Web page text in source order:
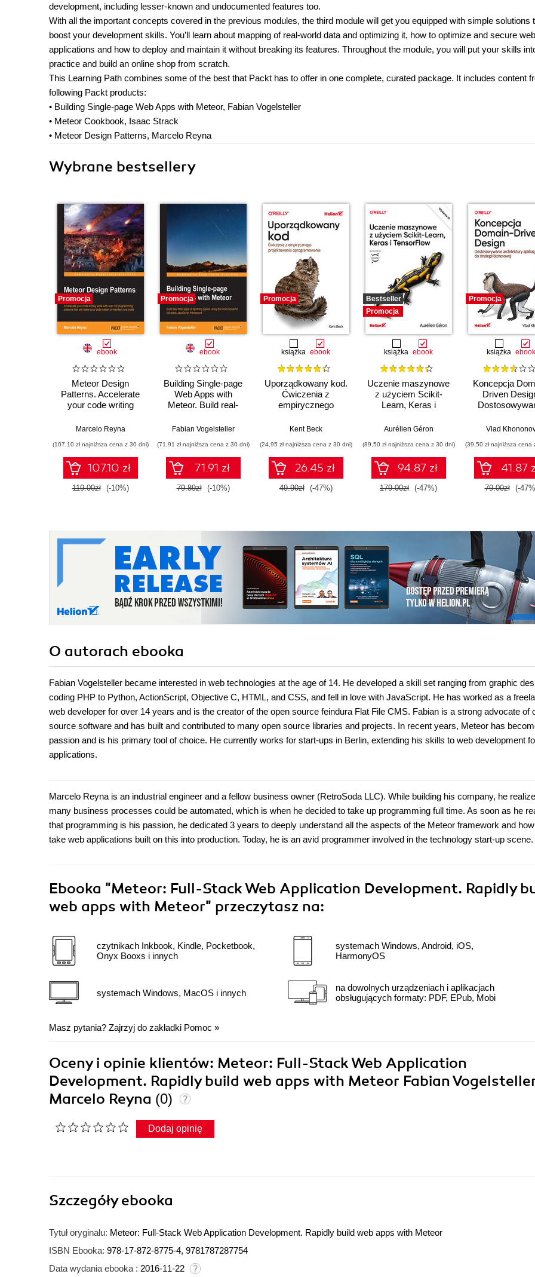
development, including lesser-known and undocumented features too.
With all the important concepts covered in the previous modules, the third module will get you equipped with simple solutions
boost your development skills. You’ll learn about mapping of real-world data and optimizing it, how to optimize and secure web
applications and how to deploy and maintain it without breaking its features. Throughout the module, you will put your skills
practice and build an online shop from scratch.
This Learning Path combines some of the best that Packt has to offer in one complete, curated package. It includes content
following Packt products:
• Building Single-page Web Apps with Meteor, Fabian Vogelsteller
• Meteor Cookbook, Isaac Strack
• Meteor Design Patterns, Marcelo Reyna
Wybrane bestsellery
Promocja
ebook
Meteor Design
Patterns. Accelerate
your code writing
twenty programming
make your code
easier to maintain
and scale
Marcelo Reyna
(107,10 zł najniższa cena z 30 dni)
107.10 zł
119.00zł (-10%)
Promocja
ebook
Building Single-page
Web Apps with
Meteor. Build real-
at lightning speed
powerful full-stack
JavaScript
framework around
Fabian Vogelsteller
(71,91 zł najniższa cena z 30 dni)
71.91 zł
79.89zł (-10%)
Promocja
książka ebook
Uporządkowany kod.
Ćwiczenia z
empirycznego
oprogramowania
Kent Beck
(24,95 zł najniższa cena z 30 dni)
26.45 zł
49.90zł (-47%)
Bestseller
Promocja
książka ebook
Uczenie maszynowe
z użyciem Scikit-
Learn, Keras i
III
Aurélien Géron
(89,50 zł najniższa cena z 30 dni)
94.87 zł
179.00zł (-47%)
Promocja
książka ebook
Koncepcja
Driven
do strategii
Vlad
(39,50 zł najniższa cena
41.87
79.00zł (-
O autorach ebooka
Fabian Vogelsteller became interested in web technologies at the age of 14. He developed a skill set ranging from graphic
coding PHP to Python, ActionScript, Objective C, HTML, and CSS, and fell in love with JavaScript. He has worked as a
web developer for over 14 years and is the creator of the open source feindura Flat File CMS. Fabian is a strong advocate of
source software and has built and contributed to many open source libraries and projects. In recent years, Meteor has
passion and is his primary tool of choice. He currently works for start-ups in Berlin, extending his skills to web development
applications.
Marcelo Reyna is an industrial engineer and a fellow business owner (RetroSoda LLC). While building his company, he
many business processes could be automated, which is when he decided to take up programming full time. As soon as he
that programming is his passion, he dedicated 3 years to deeply understand all the aspects of the Meteor framework and
take web applications built on this into production. Today, he is an avid programmer involved in the technology start-up scene.
Ebooka "Meteor: Full-Stack Web Application Development. Rapidly
web apps with Meteor" przeczytasz na:
czytnikach Inkbook, Kindle, Pocketbook,
Onyx Booxs i innych
systemach Windows, MacOS i innych
systemach Windows, Android, iOS,
HarmonyOS
na dowolnych urządzeniach i aplikacjach
obsługujących formaty: PDF, EPub, Mobi
Masz pytania? Zajrzyj do zakładki Pomoc »
Oceny i opinie klientów: Meteor: Full-Stack Web Application
Development. Rapidly build web apps with Meteor Fabian
Marcelo Reyna (0)
Dodaj opinię
Szczegółyebooka
Tytuł oryginału: Meteor: Full-Stack Web Application Development. Rapidly build web apps with Meteor
ISBN Ebooka: 978-17-872-8775-4, 9781787287754
Data wydania ebooka : 2016-11-22